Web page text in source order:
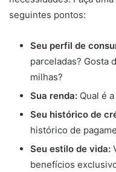
seguintes pontos:
Seu perfil de
parceladas? Gosta
milhas?
Sua renda: Qual é
Seu histórico de
histórico de
Seu estilo de vida:
benefícios